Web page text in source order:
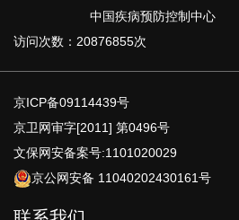
中国疾病预防控制中心
访问次数：20876855次
京ICP备09114439号
京卫网审字[2011] 第0496号
文保网安备案号:1101020029
京公网安备 11040202430161号